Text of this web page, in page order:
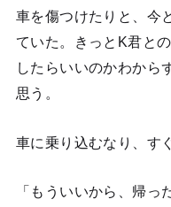
車を傷つけたりと、今
ていた。きっとK君と
したらいいのかわから
思う。
車に乗り込むなり、す
「もういいから、帰っ